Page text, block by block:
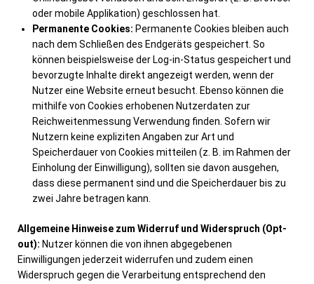
oder mobile Applikation) geschlossen hat.
Permanente Cookies: Permanente Cookies bleiben auch
nach dem Schließen des Endgeräts gespeichert. So
können beispielsweise der Log-in-Status gespeichert und
bevorzugte Inhalte direkt angezeigt werden, wenn der
Nutzer eine Website erneut besucht. Ebenso können die
mithilfe von Cookies erhobenen Nutzerdaten zur
Reichweitenmessung Verwendung finden. Sofern wir
Nutzern keine expliziten Angaben zur Art und
Speicherdauer von Cookies mitteilen (z. B. im Rahmen der
Einholung der Einwilligung), sollten sie davon ausgehen,
dass diese permanent sind und die Speicherdauer bis zu
zwei Jahre betragen kann.
Allgemeine Hinweise zum Widerruf und Widerspruch (Opt-
out): Nutzer können die von ihnen abgegebenen
Einwilligungen jederzeit widerrufen und zudem einen
Widerspruch gegen die Verarbeitung entsprechend den